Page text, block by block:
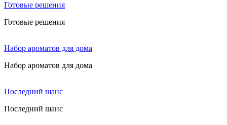
Готовые решения
Готовые решения
Набор ароматов для дома
Набор ароматов для дома
Последний шанс
Последний шанс